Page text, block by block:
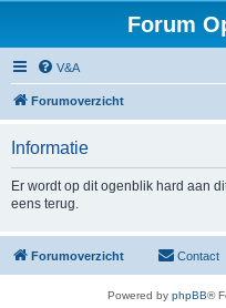
Forum
V&A
Forumoverzicht
Informatie
Er wordt op dit ogenblik hard aan
eens terug.
Forumoverzicht Contact
Powered by phpBB®